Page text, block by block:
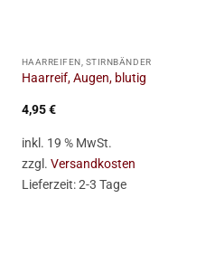
HAARREIFEN, STIRNBÄNDER
Haarreif, Augen, blutig
4,95€
inkl. 19 % MwSt.
zzgl. Versandkosten
Lieferzeit:2-3 Tage